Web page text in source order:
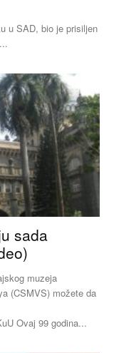
u SAD, bio je prisiljen
sada
muzeja
(CSMVS) možete da
Ovaj 99 godina...